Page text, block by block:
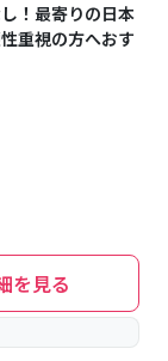
！最寄りの日本
重視の方へおす
を見る